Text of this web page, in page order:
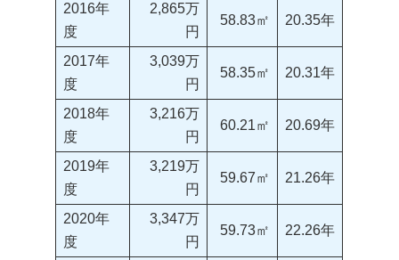
2016年
度
2,865万
円
58.83㎡ 20.35年
2017年
度
3,039万
円
58.35㎡ 20.31年
2018年
度
3,216万
円
60.21㎡ 20.69年
2019年
度
3,219万
円
59.67㎡ 21.26年
2020年
度
3,347万
円
59.73㎡ 22.26年